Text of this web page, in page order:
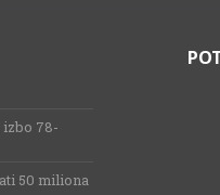
izbo 78-
50 miliona